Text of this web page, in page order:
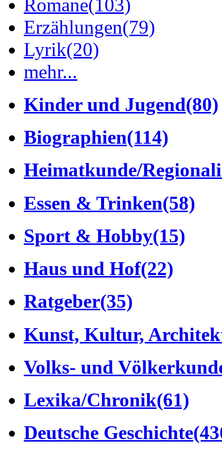
Romane(103)
Erzählungen(79)
Lyrik(20)
mehr...
Kinder und Jugend(80)
Biographien(114)
Heimatkunde/
Essen & Trinken(58)
Sport & Hobby(15)
Haus und Hof(22)
Ratgeber(35)
Kunst, Kultur,
Volks- und
Lexika/Chronik(61)
Deutsche Geschichte